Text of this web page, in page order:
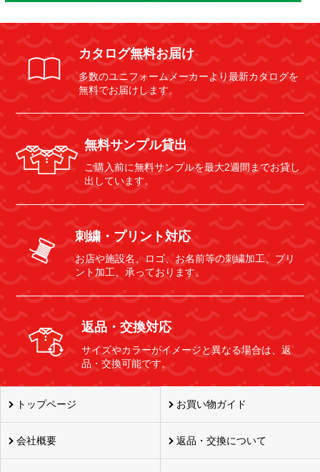
カタログ無料お届け
多数のユニフォームメーカーより最新カタログを
無料でお届けします。
無料サンプル貸出
ご購入前に無料サンプルを最大2週間までお貸し
出しています。
刺繍・プリント対応
お店や施設名、ロゴ、お名前等の刺繍加工、プリ
ント加工、承っております。
返品・交換対応
サイズやカラーがイメージと異なる場合は、返
品・交換可能です。
トップページ お買い物ガイド
会社概要 返品・交換について